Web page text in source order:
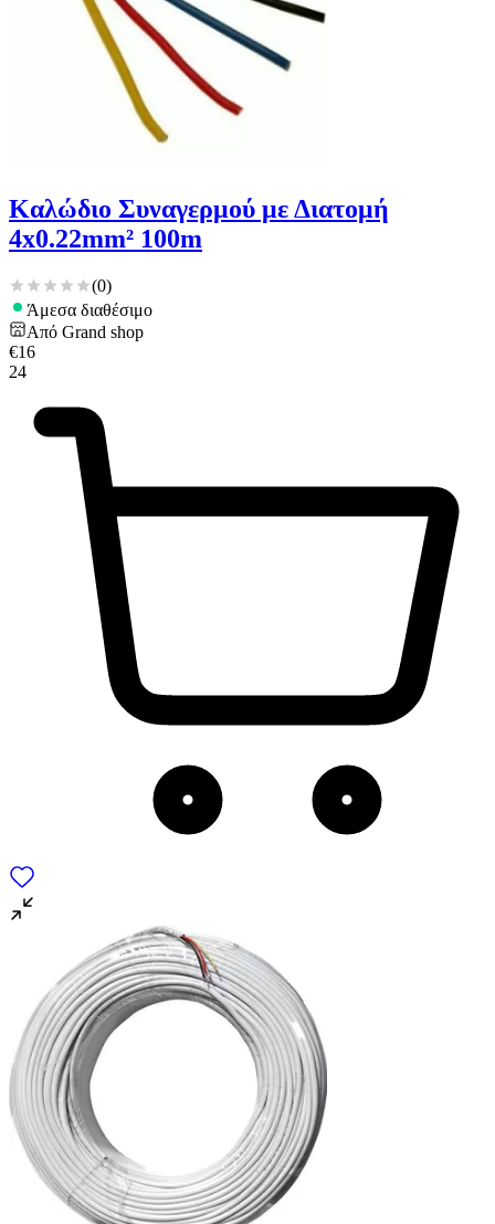
Καλώδιο Συναγερμού με Διατομή
4x0.22mm² 100m
(0)
Άμεσα διαθέσιμο
Από Grand shop
€16
24